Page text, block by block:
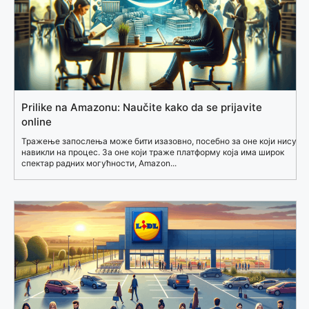
Prilike na Amazonu: Naučite kako da se prijavite
online
Тражење запослења може бити изазовно, посебно за оне који нису
навикли на процес. За оне који траже платформу која има широк
спектар радних могућности, Amazon...